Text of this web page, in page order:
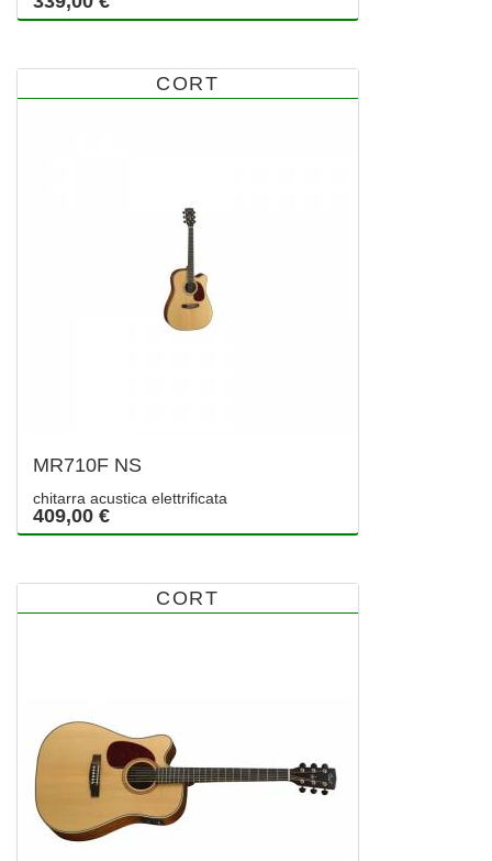
CORT
MR710F NS
chitarra acustica elettrificata
409,00 €
CORT